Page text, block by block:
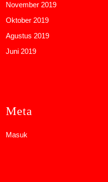
November 2019
Oktober 2019
Agustus 2019
Juni 2019
Meta
Masuk